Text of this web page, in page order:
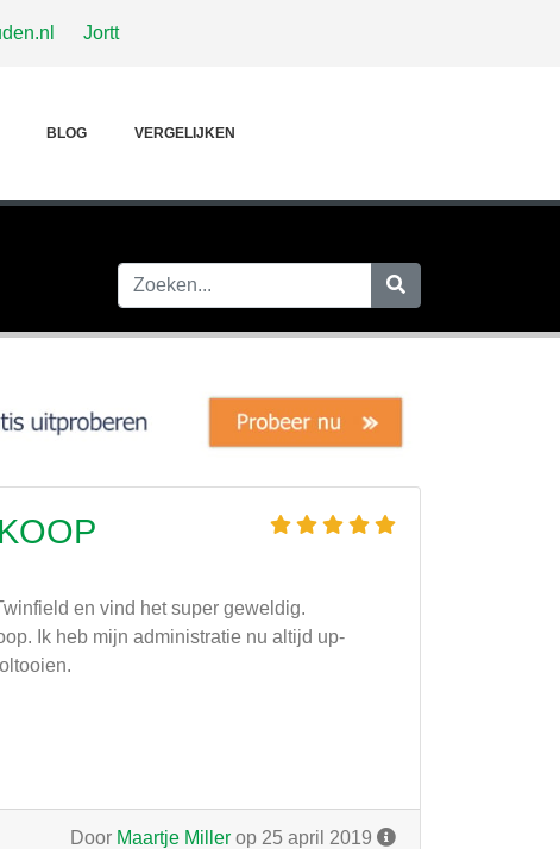
Jortt
BLOG VERGELIJKEN
en vind het super geweldig.
Ik heb mijn administratie nu altijd up-
Door Maartje Miller op 25 april 2019